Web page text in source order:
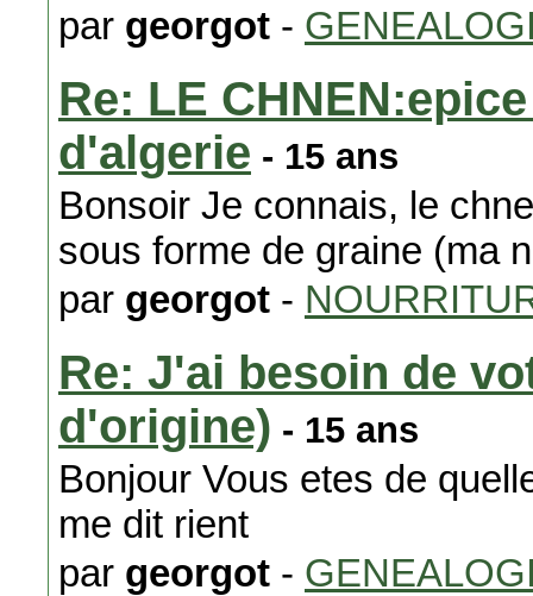
par georgot -
Re: LE
d'algerie - 15 ans
Bonsoir Je connais, le
sous forme de graine (ma
par georgot -
Re: J'ai besoin de
d'origine) - 15 ans
Bonjour Vous etes de
me dit rient
par georgot -